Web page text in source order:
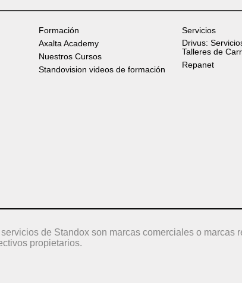
Formación
Axalta Academy
Nuestros Cursos
Standovision videos de formación
Servicios
Drivus:
Talleres de
Repanet
de Standox son marcas comerciales o marcas
propietarios.